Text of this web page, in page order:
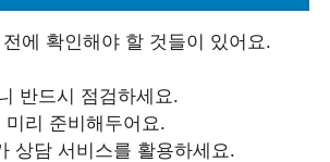
에 확인해야 할 것들이 있어요.
반드시 점검하세요.
리 준비해두어요.
상담 서비스를 활용하세요.